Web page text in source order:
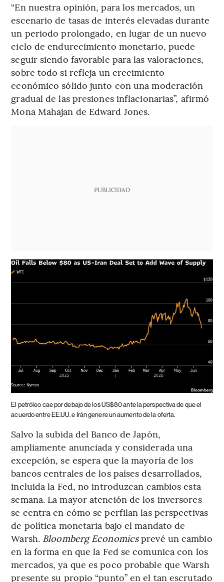
“En nuestra opinión, para los mercados, un
escenario de tasas de interés elevadas durante
un periodo prolongado, en lugar de un nuevo
ciclo de endurecimiento monetario, puede
seguir siendo favorable para las valoraciones,
sobre todo si refleja un crecimiento
económico sólido junto con una moderación
gradual de las presiones inflacionarias”, afirmó
Mona Mahajan de Edward Jones.
PUBLICIDAD
El petróleo cae por debajo de los US$80 ante la perspectiva de que el
acuerdo entre EE.UU. e Irán genere un aumento de la oferta.
Salvo la subida del Banco de Japón,
ampliamente anunciada y considerada una
excepción, se espera que la mayoría de los
bancos centrales de los países desarrollados,
incluida la Fed, no introduzcan cambios esta
semana. La mayor atención de los inversores
se centra en cómo se perfilan las perspectivas
de política monetaria bajo el mandato de
Warsh. Bloomberg Economicsprevé un cambio
en la forma en que la Fed se comunica con los
mercados, ya que es poco probable que Warsh
presente su propio “punto” en el tan escrutado